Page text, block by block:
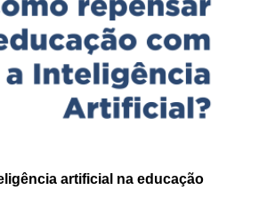
artificial na educação